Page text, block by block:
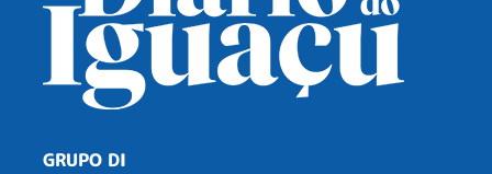
GRUPO DI